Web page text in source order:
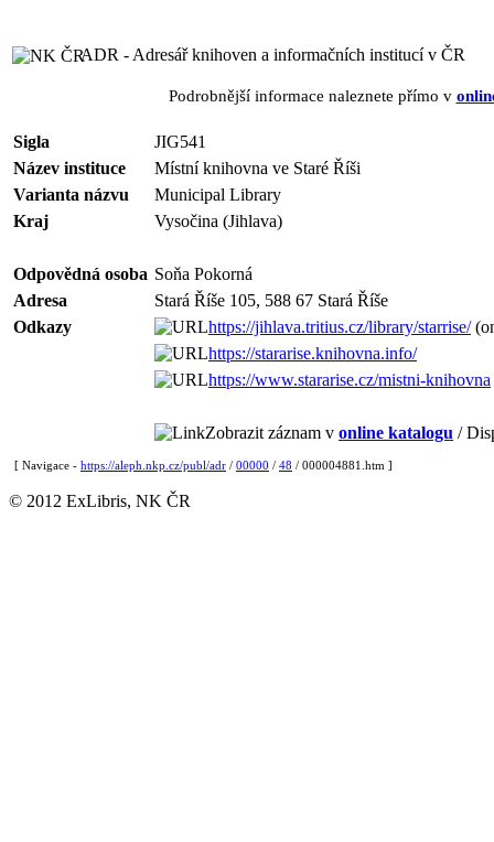
ADR - Adresář knihoven a informačních institucí v ČR
Podrobnější informace naleznete přímo v
Sigla
JIG541
Název instituce
Místní knihovna ve Staré Říši
Varianta názvu
Municipal Library
Kraj
Vysočina (Jihlava)
Odpovědná osoba Soňa Pokorná
Adresa
Stará Říše 105, 588 67 Stará Říše
Odkazy
https://jihlava.tritius.cz/library/starrise/
https://stararise.knihovna.info/
https://www.stararise.cz/mistni-knihovna
Zobrazit záznam v online katalogu /
[ Navigace - https://aleph.nkp.cz/publ/adr / 00000 / 48 / 000004881.htm ]
© 2012 ExLibris, NK ČR